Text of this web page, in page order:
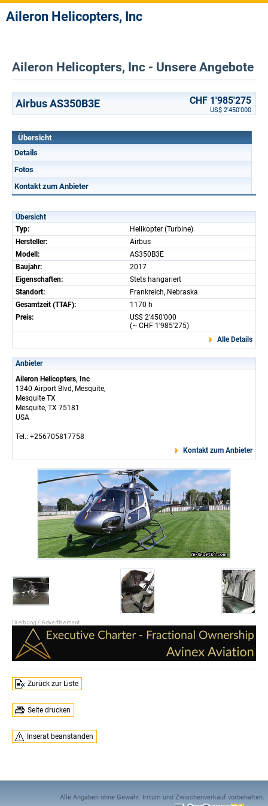
Aileron Helicopters, Inc
Aileron Helicopters, Inc - Unsere Angebote
Airbus AS350B3E CHF 1'985'275
US$ 2'450'000
Übersicht
Details
Fotos
Kontakt zum Anbieter
Übersicht
Typ:
Helikopter (Turbine)
Hersteller:
Airbus
Modell:
AS350B3E
Baujahr:
2017
Eigenschaften:
Stets hangariert
Standort:
Frankreich, Nebraska
Gesamtzeit (TTAF):
1170 h
Preis:
US$ 2'450'000
(~ CHF 1'985'275)
Alle Details
Anbieter
Aileron Helicopters, Inc
1340 Airport Blvd, Mesquite,
Mesquite TX
Mesquite, TX 75181
USA
Tel.: +256705817758
Kontakt zum Anbieter
Zurück zur Liste
Seite drucken
Inserat beanstanden
Alle Angaben ohne Gewähr. Irrtum und Zwischenverkauf vorbehalten.